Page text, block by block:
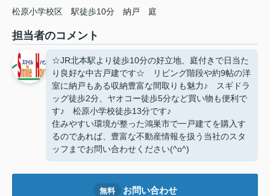
松原小学校区 駅徒歩10分 納戸 庭
担当者のコメント
☆JR北本駅より徒歩10分の好立地、庭付きで日当た
り良好な中古戸建です☆ リビング階段や約9帖の洋
室に納戸もある収納豊富な間取りも魅力♪ スギドラ
ッグ徒歩2分、ヤオコー徒歩5分など買い物も便利で
す♪ 松原小学校徒歩13分です♪
住みやすい環境が整った鴻巣市で一戸建てを購入す
るのであれば、豊富な不動産情報を扱う当社のスタ
ッフまでお問い合わせください(^o^)
無料 お問い合わせ